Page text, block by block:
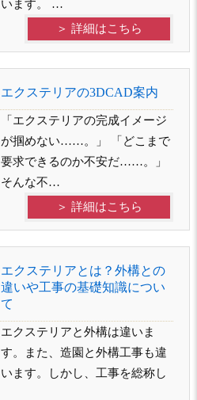
います。 …
＞ 詳細はこちら
エクステリアの3DCAD案内
「エクステリアの完成イメージ
が掴めない……。」 「どこまで
要求できるのか不安だ……。」
そんな不…
＞ 詳細はこちら
エクステリアとは？外構との
違いや工事の基礎知識につい
て
エクステリアと外構は違いま
す。また、造園と外構工事も違
います。しかし、工事を総称し